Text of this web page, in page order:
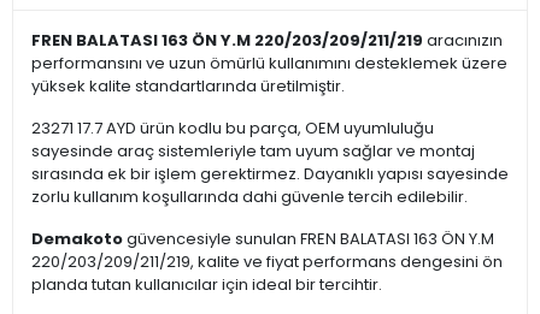
FREN BALATASI 163 ÖN Y.M 220/203/209/211/219 aracınızın
performansını ve uzun ömürlü kullanımını desteklemek üzere
yüksek kalite standartlarında üretilmiştir.
23271 17.7 AYD ürün kodlu bu parça, OEM uyumluluğu
sayesinde araç sistemleriyle tam uyum sağlar ve montaj
sırasında ek bir işlem gerektirmez. Dayanıklı yapısı sayesinde
zorlu kullanım koşullarında dahi güvenle tercih edilebilir.
Demakotogüvencesiyle sunulan FREN BALATASI 163 ÖN Y.M
220/203/209/211/219, kalite ve fiyat performans dengesini ön
planda tutan kullanıcılar için ideal bir tercihtir.